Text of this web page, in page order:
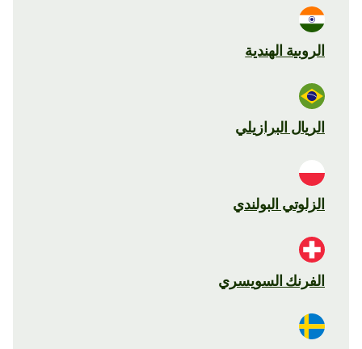
الروبية الهندية
الريال البرازيلي
الزلوتي البولندي
الفرنك السويسري